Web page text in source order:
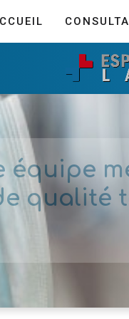
équipe
qualité